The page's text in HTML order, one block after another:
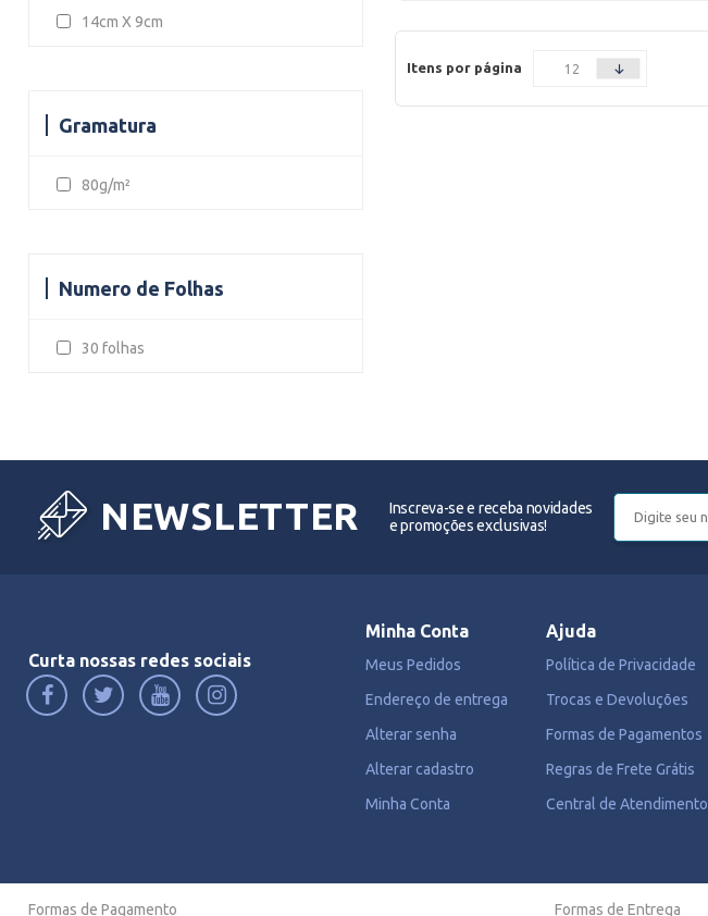
14cm X 9cm
Gramatura
80g/m²
Numero de Folhas
30 folhas
Itens por página
NEWSLETTER
Inscreva-se e receba novidades
e promoções exclusivas!
Curta nossas redes sociais
Minha Conta
Meus Pedidos
Endereço de entrega
Alterar senha
Alterar cadastro
Minha Conta
Ajuda
Política de Privacidade
Trocas e Devoluções
Formas de Pagamentos
Regras de Frete Grátis
Central de Atendimento
Formas de Pagamento Formas de Entrega